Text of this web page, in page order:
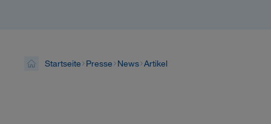
Startseite Presse News Artikel